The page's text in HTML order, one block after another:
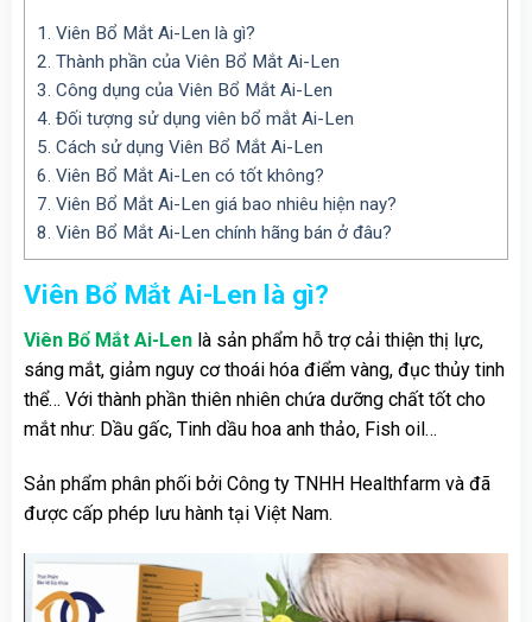
1. Viên Bổ Mắt Ai-Len là gì?
2. Thành phần của Viên Bổ Mắt Ai-Len
3. Công dụng của Viên Bổ Mắt Ai-Len
4. Đối tượng sử dụng viên bổ mắt Ai-Len
5. Cách sử dụng Viên Bổ Mắt Ai-Len
6. Viên Bổ Mắt Ai-Len có tốt không?
7. Viên Bổ Mắt Ai-Len giá bao nhiêu hiện nay?
8. Viên Bổ Mắt Ai-Len chính hãng bán ở đâu?
Viên Bổ Mắt Ai-Len là gì?
Viên Bổ Mắt Ai-Lenlà sản phẩm hỗ trợ cải thiện thị lực,
sáng mắt, giảm nguy cơ thoái hóa điểm vàng, đục thủy tinh
thể… Với thành phần thiên nhiên chứa dưỡng chất tốt cho
mắt như: Dầu gấc, Tinh dầu hoa anh thảo, Fish oil…
Sản phẩm phân phối bởi Công ty TNHH Healthfarm và đã
được cấp phép lưu hành tại Việt Nam.